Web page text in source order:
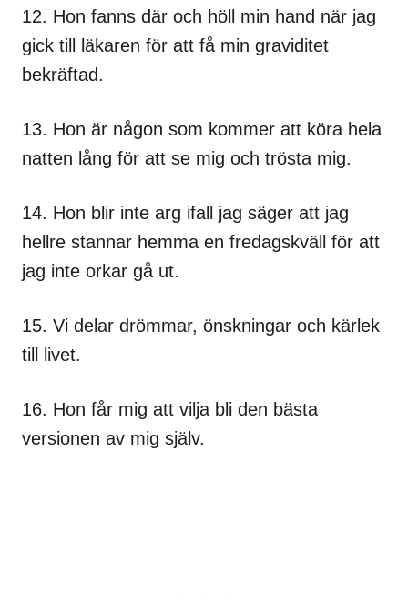
12. Hon fanns där och höll min hand när jag
gick till läkaren för att få min graviditet
bekräftad.
13. Hon är någon som kommer att köra hela
natten lång för att se mig och trösta mig.
14. Hon blir inte arg ifall jag säger att jag
hellre stannar hemma en fredagskväll för att
jag inte orkar gå ut.
15. Vi delar drömmar, önskningar och kärlek
till livet.
16. Hon får mig att vilja bli den bästa
versionen av mig själv.